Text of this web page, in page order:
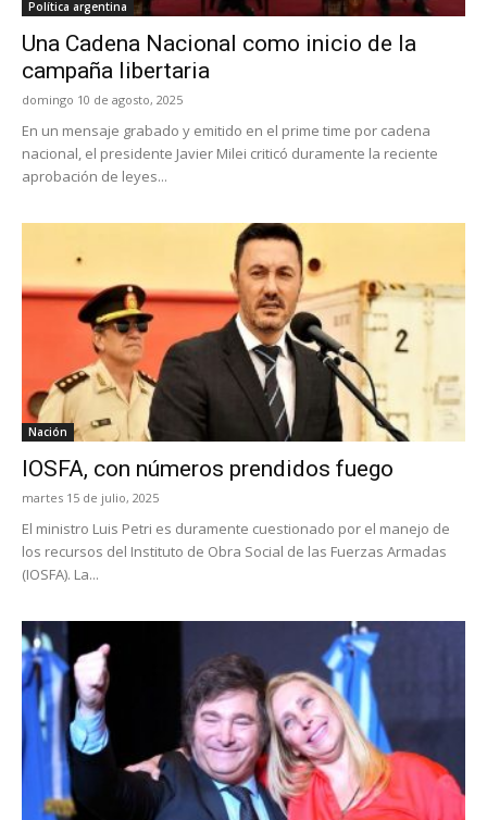
Política argentina
Una Cadena Nacional como inicio de la
campaña libertaria
domingo 10 de agosto, 2025
En un mensaje grabado y emitido en el prime time por cadena
nacional, el presidente Javier Milei criticó duramente la reciente
aprobación de leyes...
Nación
IOSFA, con números prendidos fuego
martes 15 de julio, 2025
El ministro Luis Petri es duramente cuestionado por el manejo de
los recursos del Instituto de Obra Social de las Fuerzas Armadas
(IOSFA). La...